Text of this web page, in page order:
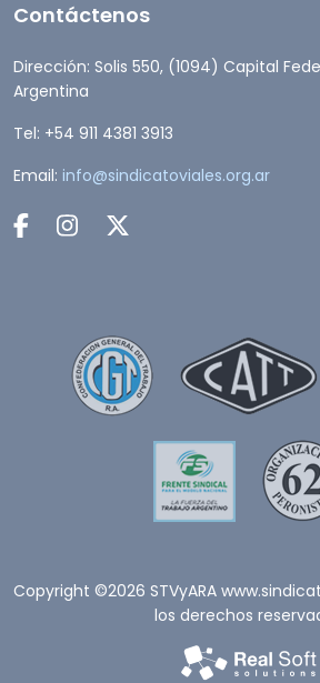
Contáctenos
Dirección: Solis 550, (1094) Capital
Argentina
Tel: +54 911 4381 3913
Email: info@sindicatoviales.org.ar
Copyright ©2026 STVyARA
los derechos